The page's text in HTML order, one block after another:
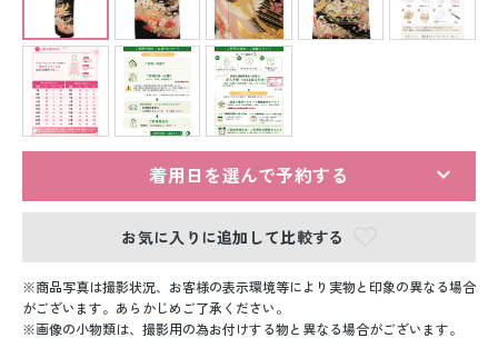
ジュニア洋装レンタル
ベビー洋装レンタル
紋付袴レンタル
男性礼装レンタル
スーツレンタル
着用日を選んで予約する
お気に入りに追加して比較する
商品写真は撮影状況、お客様の表示環境等により実物と印象の異なる場合
がございます。あらかじめご了承ください。
画像の小物類は、撮影用の為お付けする物と異なる場合がございます。